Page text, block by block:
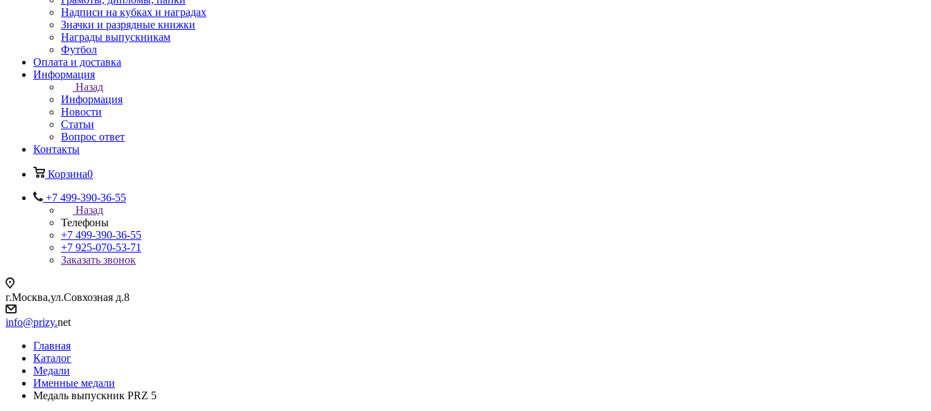
Надписи на кубках и наградах
Значки и разрядные книжки
Награды выпускникам
Футбол
Оплата и доставка
Информация
Назад
Информация
Новости
Статьи
Вопрос ответ
Контакты
Корзина0
+7 499-390-36-55
Назад
Телефоны
+7 499-390-36-55
+7 925-070-53-71
Заказать звонок
г.Москва,ул.Совхозная д.8
info@prizy.net
Главная
Каталог
Медали
Именные медали
Медаль выпускник PRZ 5